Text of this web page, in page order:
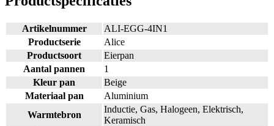
Artikelnummer
ALI-EGG-4IN1
Productserie
Alice
Productsoort
Eierpan
Aantal pannen
1
Kleur pan
Beige
Materiaal pan
Aluminium
Warmtebron
Inductie, Gas, Halogeen, Elektrisch,
Keramisch